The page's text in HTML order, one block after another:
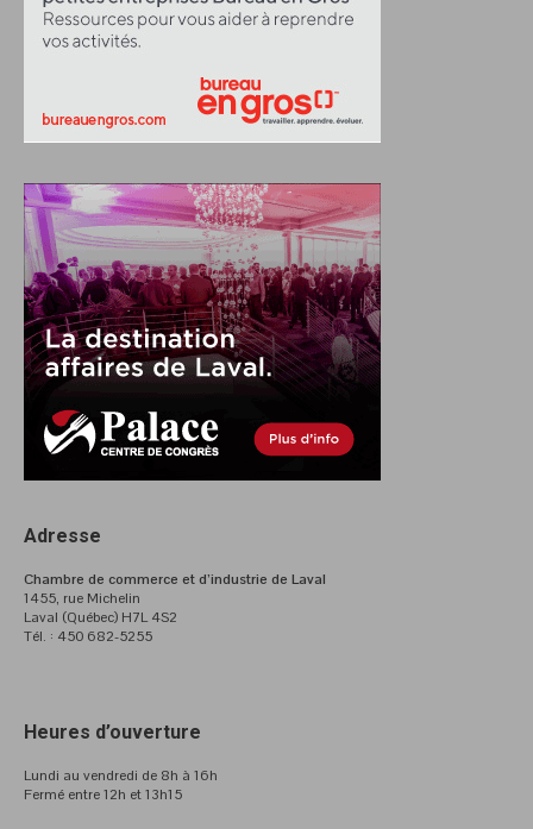
Adresse
Chambre de commerce et d’industrie de Laval
1455, rue Michelin
Laval (Québec) H7L 4S2
Tél. : 450 682-5255
Heures d’ouverture
Lundi au vendredi de 8h à 16h
Fermé entre 12h et 13h15